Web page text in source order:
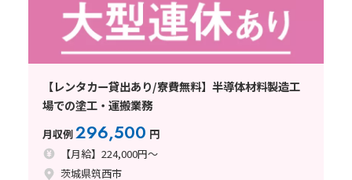
【レンタカー貸出あり/寮費無料】半導体材料製造工
場での塗工・運搬業務
月収例296,500 円
【月給】224,000円～
茨城県筑西市